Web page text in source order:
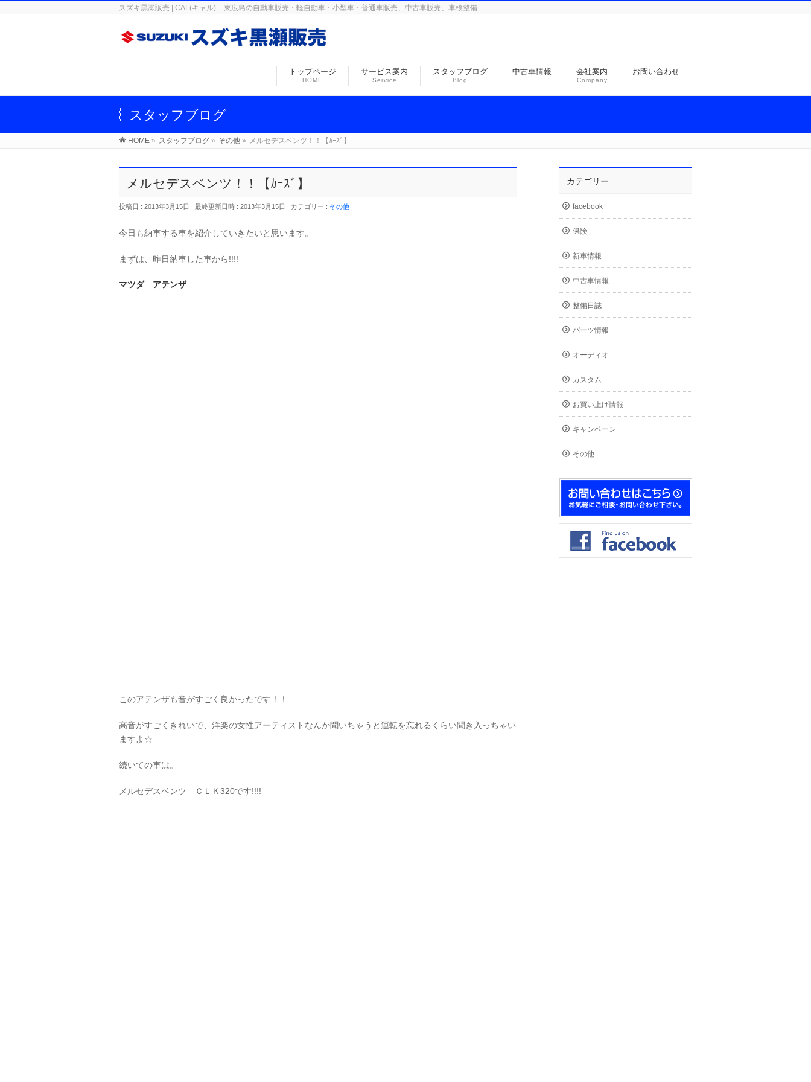
スズキ黒瀬販売 | CAL(キャル) – 東広島の自動車販売・軽自動車・小型車・普通車販売、中古車販売、車検整備
トップページ
HOME
サービス案内
Service
スタッフブログ
Blog
中古車情報 会社案内
Company
お問い合わせ
スタッフブログ
HOME » スタッフブログ » その他 » メルセデスベンツ！！【ｶｰｽﾞ】
メルセデスベンツ！！【ｶｰｽﾞ】
投稿日 : 2013年3月15日 最終更新日時 : 2013年3月15日 カテゴリー : その他
今日も納車する車を紹介していきたいと思います。
まずは、昨日納車した車から!!!!
マツダ アテンザ
このアテンザも音がすごく良かったです！！
高音がすごくきれいで、洋楽の女性アーティストなんか聞いちゃうと運転を忘れるくらい聞き入っちゃい
ますよ☆
続いての車は。
メルセデスベンツ ＣＬＫ320です!!!!
カテゴリー
facebook
保険
新車情報
中古車情報
整備日誌
パーツ情報
オーディオ
カスタム
お買い上げ情報
キャンペーン
その他